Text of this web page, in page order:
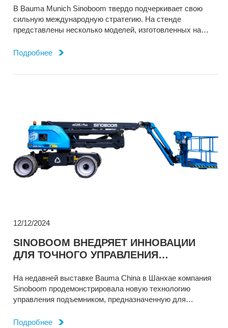
В Bauma Munich Sinoboom твердо подчеркивает свою
сильную международную стратегию. На стенде
представлены несколько моделей, изготовленных на
«Сделано в Европе для Европы».
Подробнее
12/12/2024
SINOBOOM ВНЕДРЯЕТ ИННОВАЦИИ
ДЛЯ ТОЧНОГО УПРАВЛЕНИЯ
ОГРАНИЧЕННОМ ПРОСТРАНСТВЕ
На недавней выставке Bauma China в Шанхае компания
Sinoboom продемонстрировала новую технологию
управления подъемником, предназначенную для
и на разнообразной местности.
Подробнее